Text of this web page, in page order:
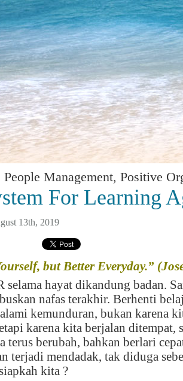
People Management, Positive
For Learning
13th, 2019
but Better Everyday.”
selama hayat dikandung badan.
nafas terakhir. Berhenti
kemunduran, bukan karena
karena kita berjalan ditempat,
terus berubah, bahkan berlari
terjadi mendadak, tak diduga
kita ?